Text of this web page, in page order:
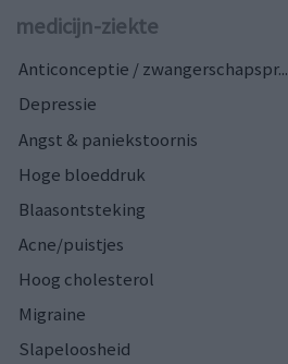
medicijn-ziekte
Anticonceptie / zwangerschapspr...
Depressie
Angst & paniekstoornis
Hoge bloeddruk
Blaasontsteking
Acne/puistjes
Hoog cholesterol
Migraine
Slapeloosheid